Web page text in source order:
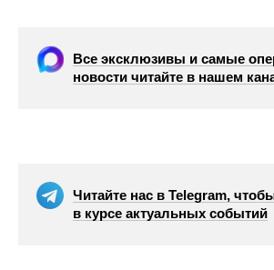
Все эксклюзивы и самые
новости читайте в нашем
Читайте нас в Telegram,
в курсе актуальных событий